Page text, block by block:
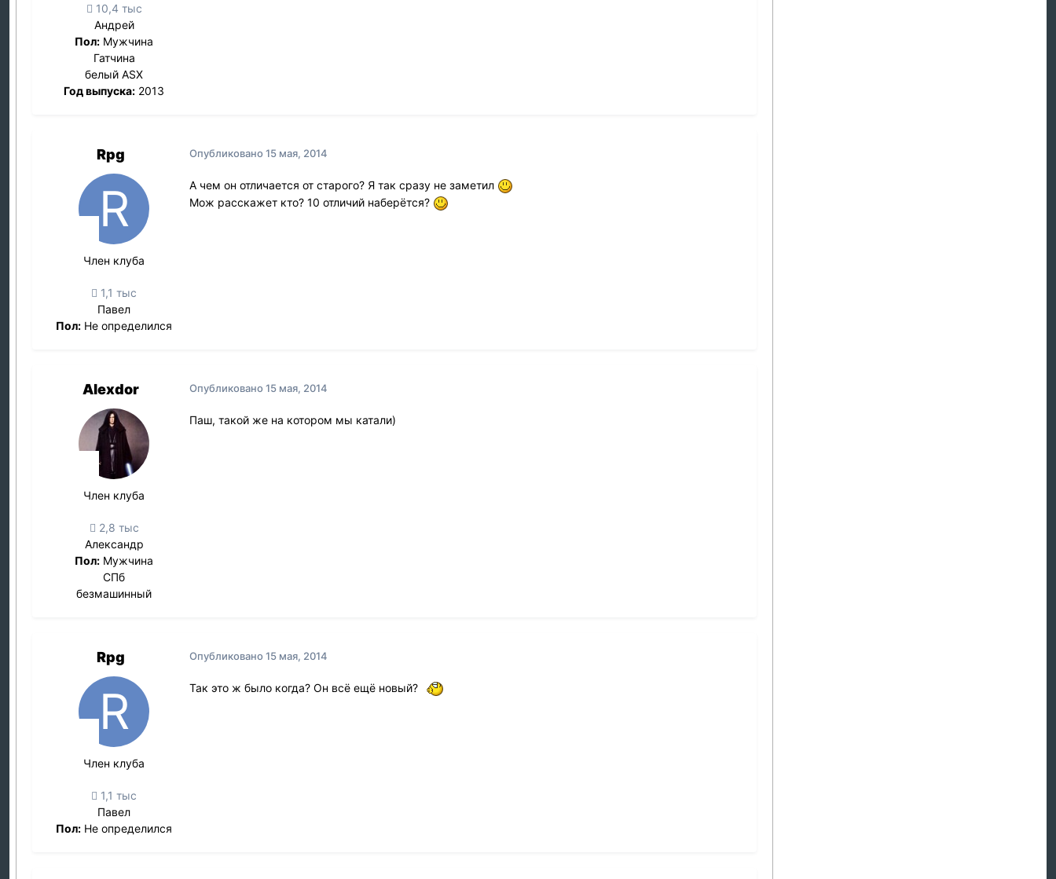
10,4 тыс
Андрей
Пол: Мужчина
Гатчина
белый ASX
Год выпуска: 2013
Rpg
Член клуба
1,1 тыс
Павел
Пол: Не определился
Опубликовано15 мая, 2014
А чем он отличается от старого? Я так сразу не заметил
Мож расскажет кто? 10 отличий наберётся?
Alexdor
Член клуба
2,8 тыс
Александр
Пол: Мужчина
СПб
безмашинный
Опубликовано15 мая, 2014
Паш, такой же на котором мы катали)
Rpg
Член клуба
1,1 тыс
Павел
Пол: Не определился
Опубликовано15 мая, 2014
Так это ж было когда? Он всё ещё новый?